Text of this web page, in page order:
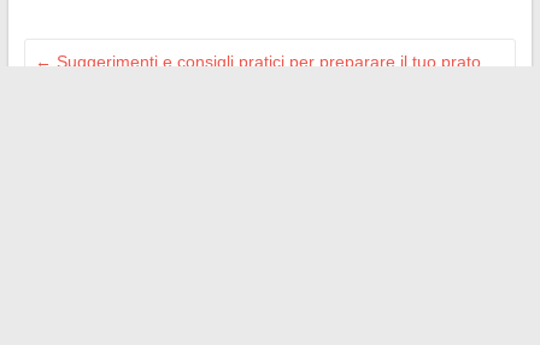
← Suggerimenti e consigli pratici per preparare il tuo prato